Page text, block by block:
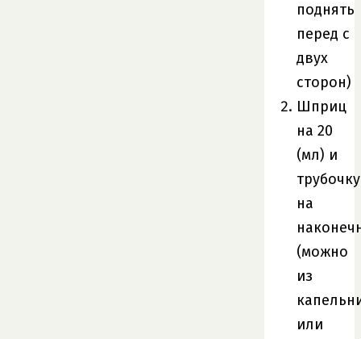
поднять
перед с
двух
сторон)
Шприц
на 20
(мл) и
трубочку
на
(можно
из
или